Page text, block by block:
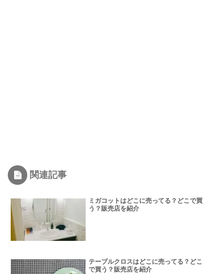
関連記事
ミガコットはどこに売ってる？どこで買
う？販売店を紹介
テーブルクロスはどこに売ってる？どこ
で買う？販売店を紹介